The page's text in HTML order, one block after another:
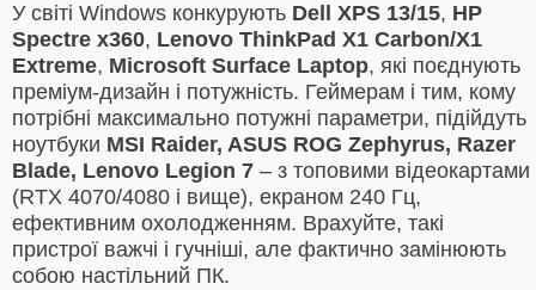
У світі Windows конкурують Dell XPS 13/15, HP
Spectre x360, Lenovo ThinkPad X1 Carbon/X1
Extreme, Microsoft Surface Laptop, які поєднують
преміум-дизайн і потужність. Геймерам і тим, кому
потрібні максимально потужні параметри, підійдуть
ноутбуки MSI Raider, ASUS ROG Zephyrus, Razer
Blade, Lenovo Legion 7 – з топовими відеокартами
(RTX 4070/4080 і вище), екраном 240 Гц,
ефективним охолодженням. Врахуйте, такі
пристрої важчі і гучніші, але фактично замінюють
собою настільний ПК.